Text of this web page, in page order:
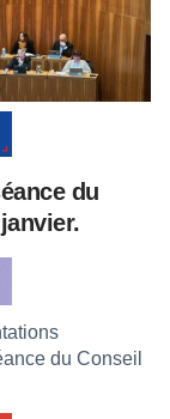
du
du Conseil